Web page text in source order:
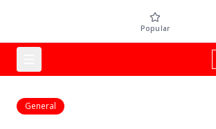
Popular
General